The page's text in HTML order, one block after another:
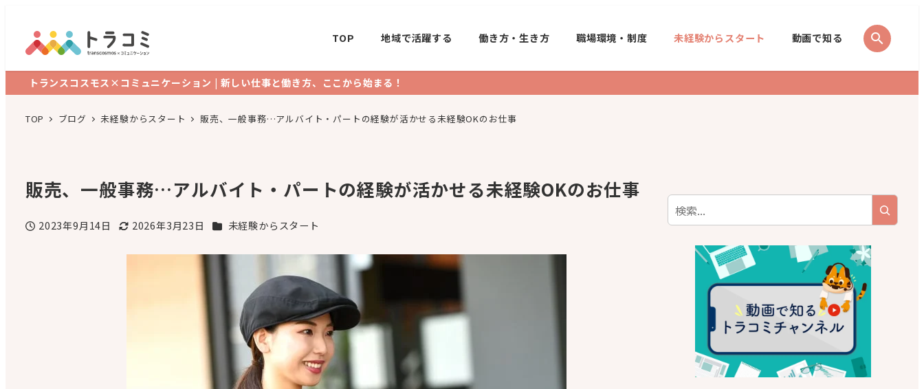
TOP 地域で活躍する 働き方・生き方 職場環境・制度 未経験からスタート 動画で知る search
トランスコスモス×コミュニケーション | 新しい仕事と働き方、ここから始まる！
TOP ブログ 未経験からスタート 販売、一般事務…アルバイト・パートの経験が活かせる未経験OKのお仕事
販売、一般事務…アルバイト・パートの経験が活かせる未経験OKのお仕事
投稿日
2023年9月14日
更新日
2026年3月23日 カテゴリー
未経験からスタート